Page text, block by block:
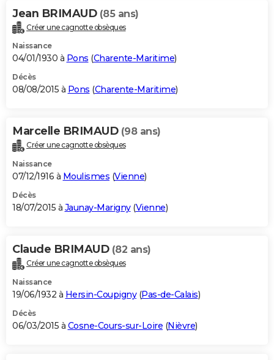
Jean BRIMAUD (85 ans)
Créer une cagnotte obsèques
Naissance
04/01/1930 à Pons (Charente-Maritime)
Décès
08/08/2015 à Pons (Charente-Maritime)
Marcelle BRIMAUD (98 ans)
Créer une cagnotte obsèques
Naissance
07/12/1916 à Moulismes (Vienne)
Décès
18/07/2015 à Jaunay-Marigny(Vienne)
Claude BRIMAUD (82 ans)
Créer une cagnotte obsèques
Naissance
19/06/1932 à Hersin-Coupigny(Pas-de-Calais)
Décès
06/03/2015 à Cosne-Cours-sur-Loire (Nièvre)